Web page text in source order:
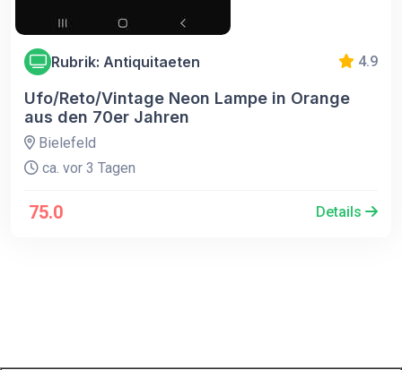
Rubrik: Antiquitaeten 4.9
Ufo/Reto/Vintage Neon Lampe in Orange
aus den 70er Jahren
Bielefeld
ca. vor 3 Tagen
75.0 Details